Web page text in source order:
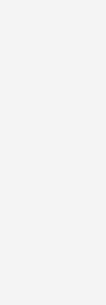
Biokohle
wirkt,
wie sie in den
Technology"
Europäische
es die
europäischer